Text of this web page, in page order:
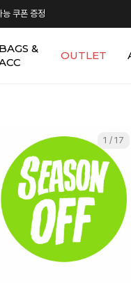
쿠폰 증정
BAGS &
OUTLET
1 / 17